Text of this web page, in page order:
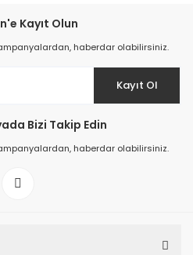
Kayıt Olun
haberdar olabilirsiniz.
Kayıt Ol
Bizi Takip Edin
haberdar olabilirsiniz.